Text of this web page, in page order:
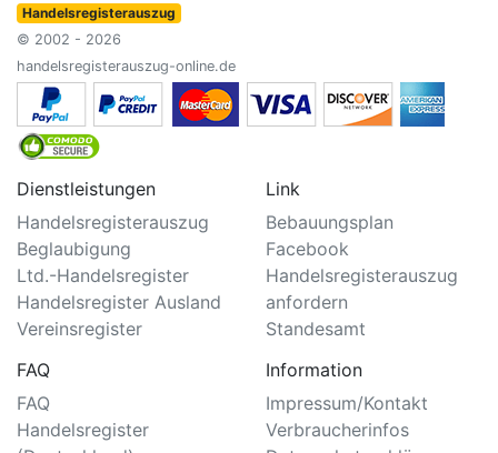
Handelsregisterauszug
© 2002 - 2026
handelsregisterauszug-online.de
Dienstleistungen
Handelsregisterauszug
Beglaubigung
Ltd.-Handelsregister
Handelsregister Ausland
Vereinsregister
Link
Bebauungsplan
Facebook
Handelsregisterauszug
anfordern
Standesamt
FAQ
FAQ
Handelsregister
Information
Impressum/Kontakt
Verbraucherinfos